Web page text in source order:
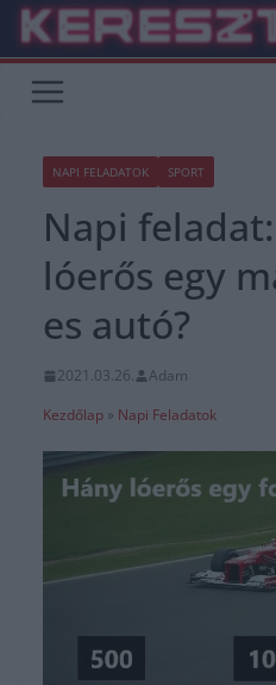
Skip
content
NAPI FELADATOK SPORT
Napi
lóerős egy
es autó?
2021.03.26.
Adam
Kezdőlap » Napi Feladatok